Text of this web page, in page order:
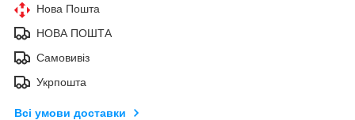
Нова Пошта
НОВА ПОШТА
Самовивіз
Укрпошта
Всі умови доставки